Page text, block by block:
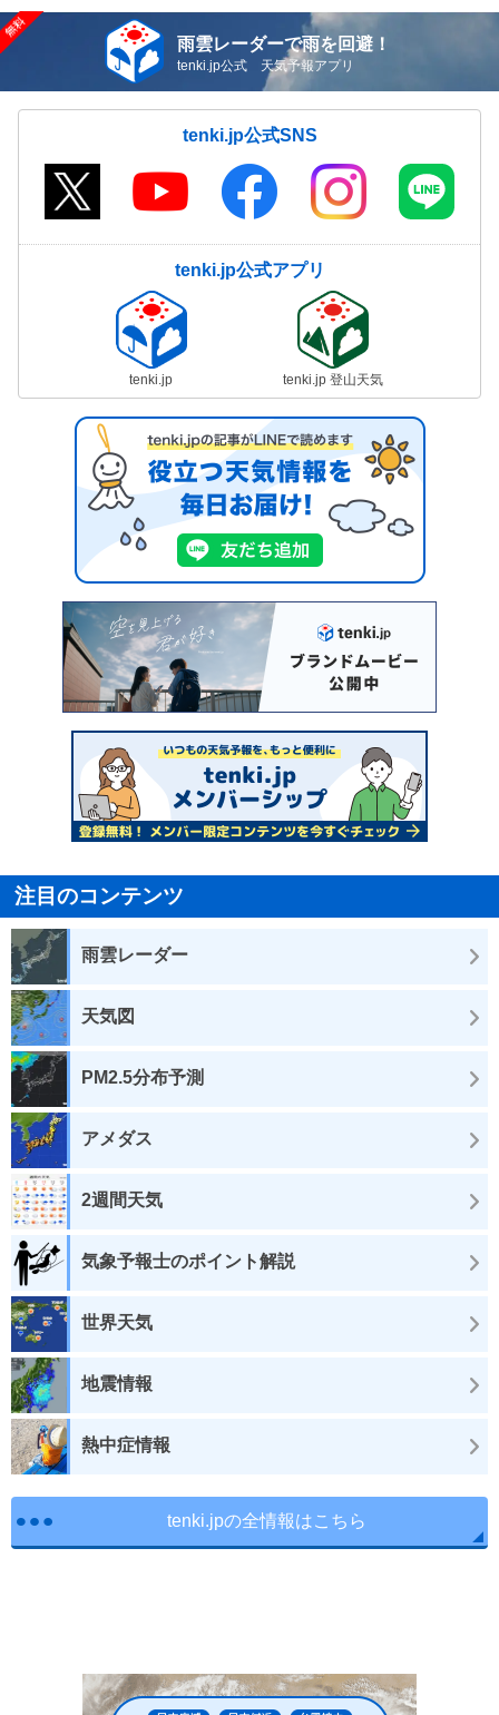
雨雲レーダーで雨を回避！
tenki.jp公式 天気予報アプリ
tenki.jp公式SNS
tenki.jp公式アプリ
tenki.jp tenki.jp 登山天気
注目のコンテンツ
雨雲レーダー
天気図
PM2.5分布予測
アメダス
2週間天気
気象予報士のポイント解説
世界天気
地震情報
熱中症情報
tenki.jpの全情報はこちら